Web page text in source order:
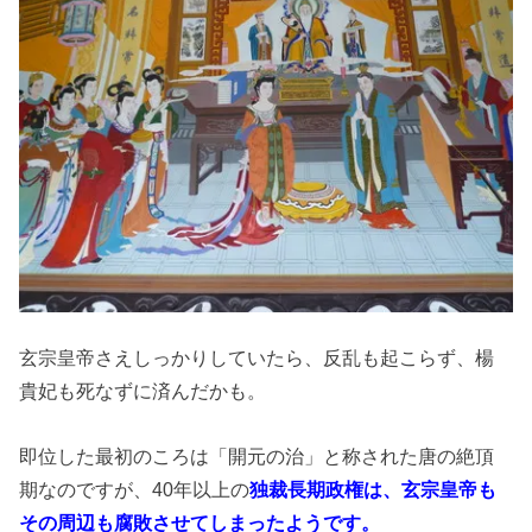
玄宗皇帝さえしっかりしていたら、反乱も起こらず、楊
貴妃も死なずに済んだかも。
即位した最初のころは「開元の治」と称された唐の絶頂
期なのですが、40年以上の独裁長期政権は、玄宗皇帝も
その周辺も腐敗させてしまったようです。